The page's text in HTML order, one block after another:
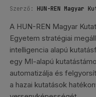
Szerző: HUN-REN Magyar
A HUN-REN Magyar
Egyetem stratégiai
intelligencia alapú
egy MI-alapú
automatizálja és
a hazai kutatások